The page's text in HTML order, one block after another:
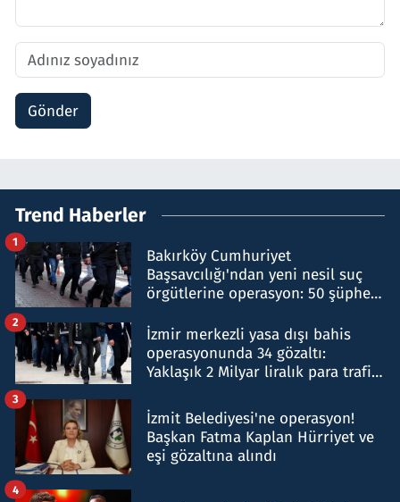
Gönder
Trend Haberler
Bakırköy Cumhuriyet
Başsavcılığı'ndan yeni nesil suç
örgütlerine operasyon: 50 şüpheli
1
İzmir merkezli yasa dışı bahis
operasyonunda 34 gözaltı:
Yaklaşık 2 Milyar liralık para trafiği
2
İzmit Belediyesi'ne operasyon!
Başkan Fatma Kaplan Hürriyet ve
eşi gözaltına alındı
3
4